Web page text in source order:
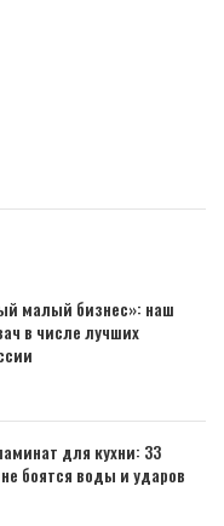
малый бизнес»: наш
в числе лучших
для кухни: 33
боятся воды и ударов